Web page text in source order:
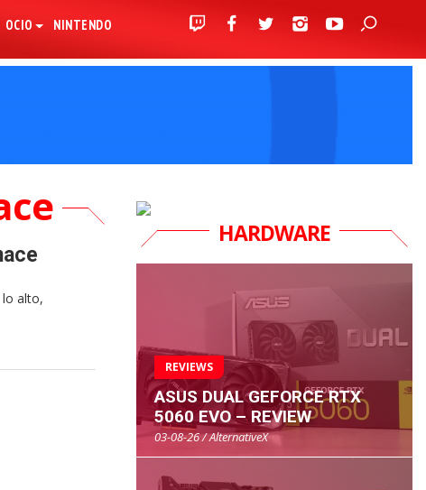
OCIO NINTENDO
lo alto,
HARDWARE
REVIEWS
ASUS DUAL GEFORCE RTX
5060 EVO – REVIEW
03-08-26 / AlternativeX